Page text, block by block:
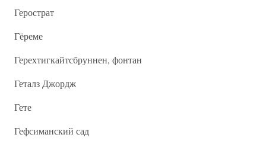
Герострат
Гёреме
Герехтигкайтсбруннен, фонтан
Геталз Джордж
Гете
Гефсиманский сад